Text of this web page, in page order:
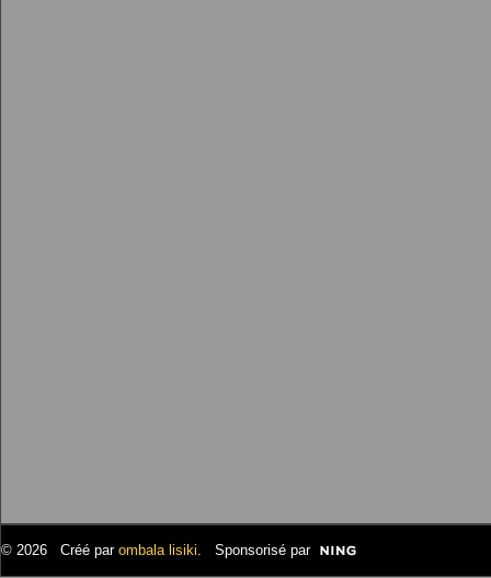
© 2026 Créé par ombala lisiki. Sponsorisé par